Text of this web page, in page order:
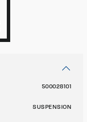
500028101
SUSPENSION